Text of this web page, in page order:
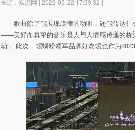
来源：实况网 | 2023-05-22 17:39:32 |
歌曲除了能展现旋律的动听，还能传达
——美好而真挚的音乐是人与人情感传递的桥
动”。此次，螺蛳粉领军品牌好欢螺也作为